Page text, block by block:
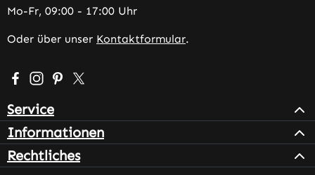
Mo-Fr, 09:00 - 17:00 Uhr
Oder über unser Kontaktformular.
Besuche uns auf Facebook – öffnet in neuem Tab
Schau auf Instagram vorbei – öffnet in neuem Tab
Lass dich auf Pinterest inspirieren – öffnet in
Folge uns auf X – öffnet in neuem Tab
Service
Informationen
Rechtliches